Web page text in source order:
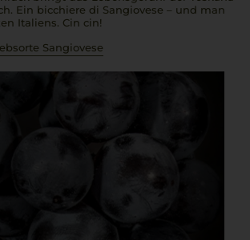
Ein bicchiere di Sangiovese – und man
Italiens. Cin cin!
Sangiovese